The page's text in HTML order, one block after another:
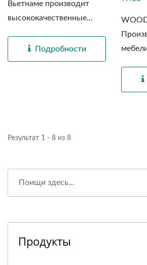
Вьетнаме производит
высококачественные...
Подробности
Результат 1 - 8 из 8
Продукты